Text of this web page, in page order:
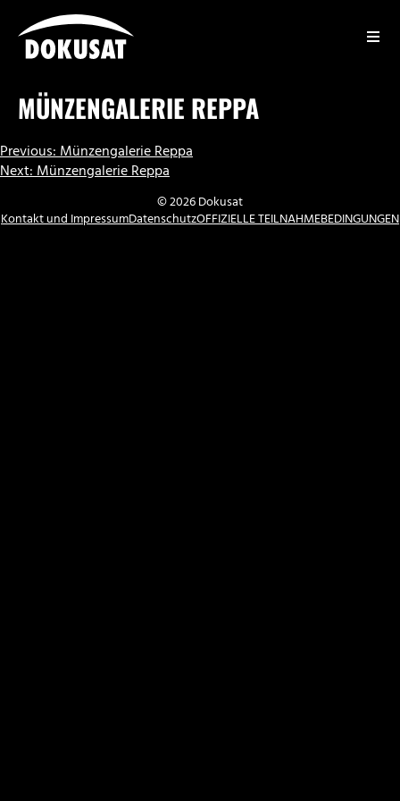
Inhalt
springen
MÜNZENGALERIE REPPA
BEITRAGSNAVIGATION
Previous:Münzengalerie Reppa
Next:Münzengalerie Reppa
© 2026 Dokusat
Kontakt und ImpressumDatenschutzOFFIZIELLE TEILNAHMEBEDINGUNGEN